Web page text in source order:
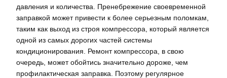
давления и количества. Пренебрежение своевременной
заправкой может привести к более серьезным поломкам,
таким как выход из строя компрессора, который является
одной из самых дорогих частей системы
кондиционирования. Ремонт компрессора, в свою
очередь, может обойтись значительно дороже, чем
профилактическая заправка. Поэтому регулярное